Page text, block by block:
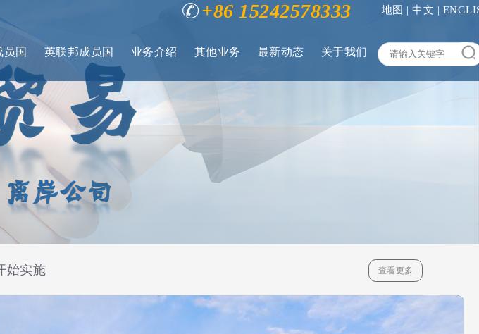
+86 15242578333 地图 | 中文 |
员国 英联邦成员国 业务介绍 其他业务 最新动态 关于我们
始实施
》」）於20
查看更多